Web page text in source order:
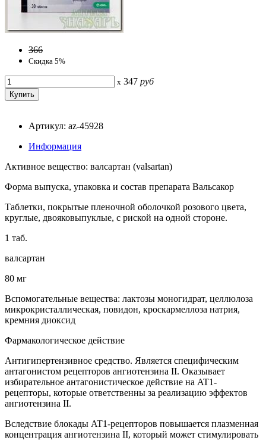
366
Скидка 5%
x 347 руб
Артикул: az-45928
Информация
Активное вещество: валсартан (valsartan)
Форма выпуска, упаковка и состав препарата Вальсакор
Таблетки, покрытые пленочной оболочкой розового цвета,
круглые, двояковыпуклые, с риской на одной стороне.
1 таб.
валсартан
80 мг
Вспомогательные вещества: лактозы моногидрат, целлюлоза
микрокристаллическая, повидон, кроскармеллоза натрия,
кремния диоксид
Фармакологическое действие
Антигипертензивное средство. Является специфическим
антагонистом рецепторов ангиотензина II. Оказывает
избирательное антагонистическое действие на AT1-
рецепторы, которые ответственны за реализацию эффектов
ангиотензина II.
Вследствие блокады AT1-рецепторов повышается плазменная
концентрация ангиотензина II, который может стимулировать